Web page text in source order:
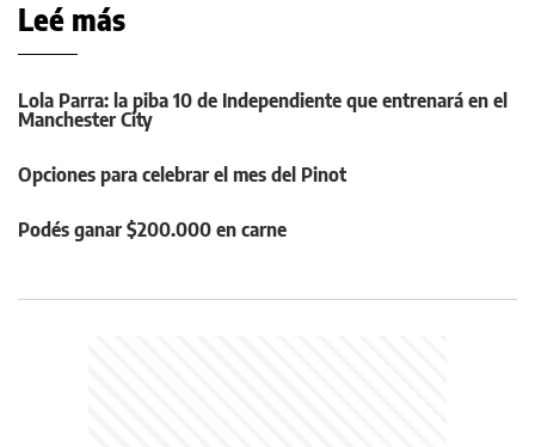
Leé más
Lola Parra: la piba 10 de Independiente que entrenará en el
Manchester City
Opciones para celebrar el mes del Pinot
Podés ganar $200.000 en carne